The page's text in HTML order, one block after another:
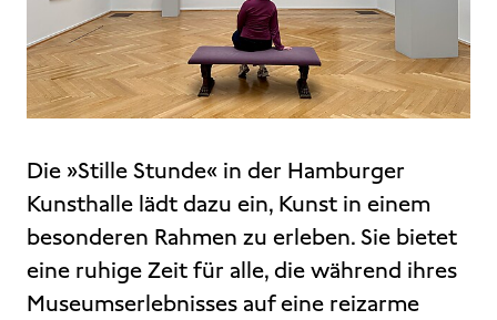
Die »Stille Stunde« in der Hamburger
Kunsthalle lädt dazu ein, Kunst in einem
besonderen Rahmen zu erleben. Sie bietet
eine ruhige Zeit für alle, die während ihres
Museumserlebnisses auf eine reizarme